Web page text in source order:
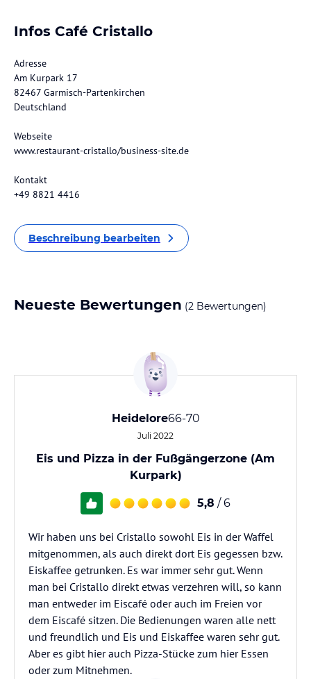
Infos Café Cristallo
Adresse
Am Kurpark 17
82467 Garmisch-Partenkirchen
Deutschland
Webseite
www.restaurant-cristallo/business-site.de
Kontakt
+49 8821 4416
Beschreibung bearbeiten
Neueste Bewertungen (2 Bewertungen)
Heidelore66-70
Juli 2022
Eis und Pizza in der Fußgängerzone (Am
Kurpark)
5,8 / 6
Wir haben uns bei Cristallo sowohl Eis in der Waffel
mitgenommen, als auch direkt dort Eis gegessen bzw.
Eiskaffee getrunken. Es war immer sehr gut. Wenn
man bei Cristallo direkt etwas verzehren will, so kann
man entweder im Eiscafé oder auch im Freien vor
dem Eiscafé sitzen. Die Bedienungen waren alle nett
und freundlich und Eis und Eiskaffee waren sehr gut.
Aber es gibt hier auch Pizza-Stücke zum hier Essen
oder zum Mitnehmen.